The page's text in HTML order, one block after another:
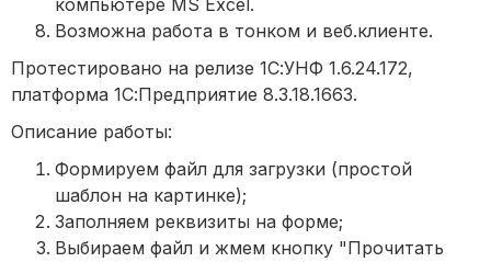
компьютере MS Excel.
Возможна работа в тонком и веб.клиенте.
Протестировано на релизе 1С:УНФ 1.6.24.172,
платформа 1С:Предприятие 8.3.18.1663.
Описание работы:
Формируем файл для загрузки (простой
шаблон на картинке);
Заполняем реквизиты на форме;
Выбираем файл и жмем кнопку "Прочитать